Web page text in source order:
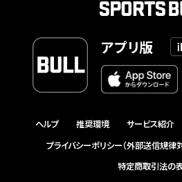
アプリ版
ヘルプ 推奨環境 サービス紹介
プライバシーポリシー（外部送信規律
特定商取引法の